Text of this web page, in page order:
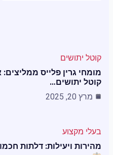
קוטל יתושים
מומחי גרין פלייס ממליצים:
קוטל יתושים…
מרץ 20, 2025
בעלי מקצוע
מהירות ויעילות: דלתות